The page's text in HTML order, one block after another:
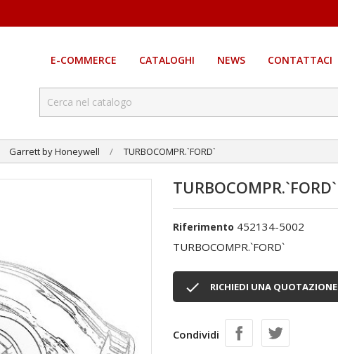
E-COMMERCE CATALOGHI NEWS CONTATTACI
Garrett by Honeywell TURBOCOMPR.`FORD`
TURBOCOMPR.`FORD`
Riferimento 452134-5002
TURBOCOMPR.`FORD`
 RICHIEDI UNA QUOTAZIONE
Condividi